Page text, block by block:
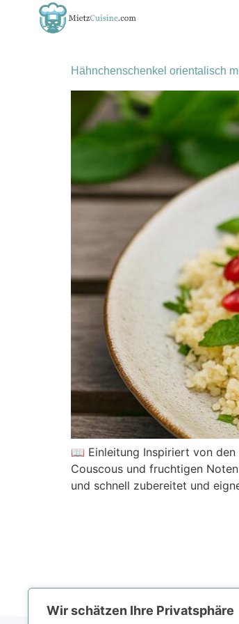
Wir schätzen Ihre Privatsphäre
Schlagwort:
Hähnchenschenkel orientalisch
📖 Einleitung Inspiriert von den
Couscous und fruchtigen
und schnell zubereitet und